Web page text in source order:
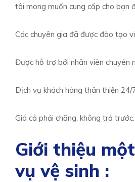
tôi mong muốn cung cấp cho bạn
Các chuyên gia đã được đào tạo
Được hỗ trợ bởi nhân viên chuyên
Dịch vụ khách hàng thân thiện 24/
Giá cả phải chăng, không trả trước.
Giới thiệu
vụ vệ sinh :